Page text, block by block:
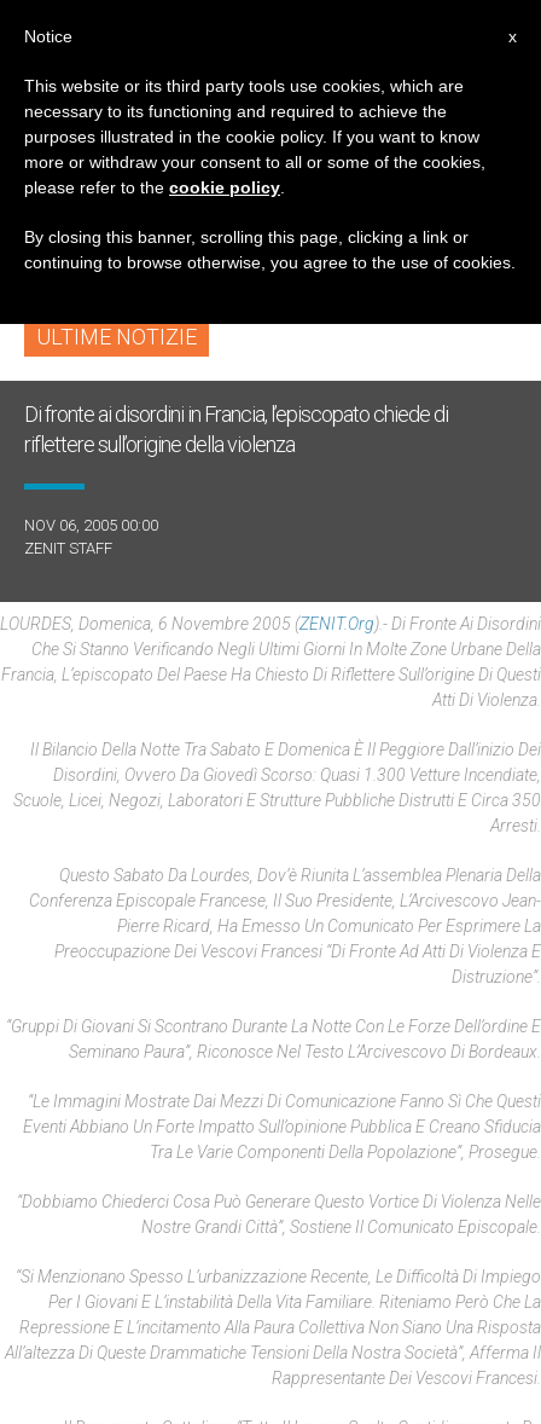
TAG
Posts Tagged ‘jubilee
Of Mercy’
ULTIME NOTIZIE
Di fronte ai disordini in Francia, l’episcopato chiede di
riflettere sull’origine della violenza
NOV 06, 2005 00:00
ZENIT STAFF
LOURDES, Domenica, 6 Novembre 2005 (ZENIT.org).- Di Fronte Ai Disordini
Che Si Stanno Verificando Negli Ultimi Giorni In Molte Zone Urbane Della
Francia, L’episcopato Del Paese Ha Chiesto Di Riflettere Sull’origine Di Questi
Atti Di Violenza.
Il Bilancio Della Notte Tra Sabato E Domenica È Il Peggiore Dall’inizio Dei
Disordini, Ovvero Da Giovedì Scorso: Quasi 1.300 Vetture Incendiate,
Scuole, Licei, Negozi, Laboratori E Strutture Pubbliche Distrutti E Circa 350
Arresti.
Questo Sabato Da Lourdes, Dov’è Riunita L’assemblea Plenaria Della
Conferenza Episcopale Francese, Il Suo Presidente, L’Arcivescovo Jean-
Pierre Ricard, Ha Emesso Un Comunicato Per Esprimere La
Preoccupazione Dei Vescovi Francesi “di Fronte Ad Atti Di Violenza E
Distruzione”.
“Gruppi Di Giovani Si Scontrano Durante La Notte Con Le Forze Dell’ordine E
Seminano Paura”, Riconosce Nel Testo L’Arcivescovo Di Bordeaux.
“Le Immagini Mostrate Dai Mezzi Di Comunicazione Fanno Sì Che Questi
Eventi Abbiano Un Forte Impatto Sull’opinione Pubblica E Creano Sfiducia
Tra Le Varie Componenti Della Popolazione”, Prosegue.
“Dobbiamo Chiederci Cosa Può Generare Questo Vortice Di Violenza Nelle
Nostre Grandi Città”, Sostiene Il Comunicato Episcopale.
“Si Menzionano Spesso L’urbanizzazione Recente, Le Difficoltà Di Impiego
Per I Giovani E L’instabilità Della Vita Familiare. Riteniamo Però Che La
Repressione E L’incitamento Alla Paura Collettiva Non Siano Una Risposta
All’altezza Di Queste Drammatiche Tensioni Della Nostra Società”, Afferma Il
Rappresentante Dei Vescovi Francesi.
x
Notice
This website or its third party tools use cookies, which are
necessary to its functioning and required to achieve the
purposes illustrated in the cookie policy. If you want to know
more or withdraw your consent to all or some of the cookies,
please refer to the cookie policy
By closing this banner, scrolling this page, clicking a link or
continuing to browse otherwise, you agree to the use of cookies.